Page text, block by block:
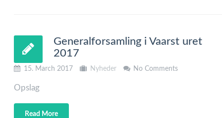
Generalforsamling i Vaarst uret
2017
15. March 2017 Nyheder No Comments
Opslag
Read More